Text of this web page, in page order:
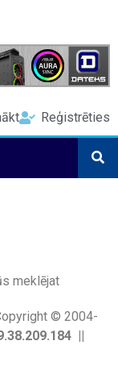
Reģistrēties
meklējat
© 2004-
||